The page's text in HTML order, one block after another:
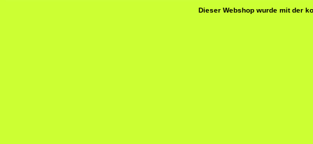
Dieser Webshop wurde mit der